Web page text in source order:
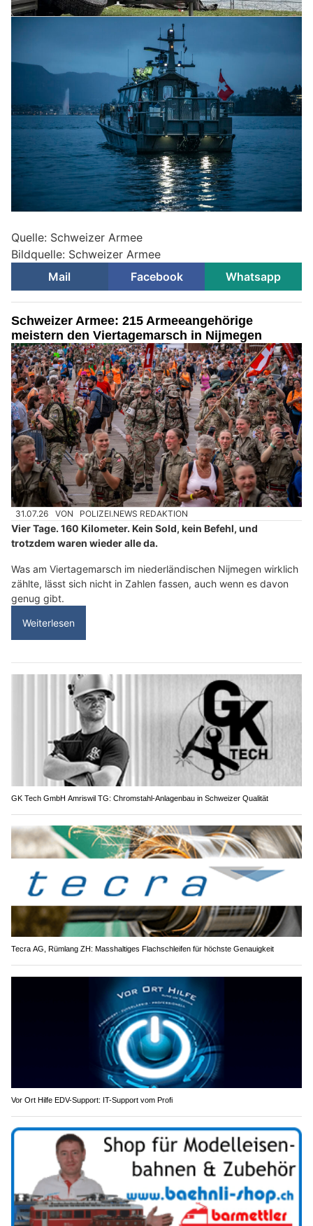
Quelle: Schweizer Armee
Bildquelle: Schweizer Armee
Mail
Facebook Whatsapp
Schweizer Armee: 215 Armeeangehörige
meistern den Viertagemarsch in Nijmegen
31.07.26 VON POLIZEI.NEWS REDAKTION
Vier Tage. 160 Kilometer. Kein Sold, kein Befehl, und
trotzdem waren wieder alle da.
Was am Viertagemarsch im niederländischen Nijmegen wirklich
zählte, lässt sich nicht in Zahlen fassen, auch wenn es davon
genug gibt.
Weiterlesen
GK Tech GmbH Amriswil TG: Chromstahl-Anlagenbau in Schweizer Qualität
Tecra AG, Rümlang ZH: Masshaltiges Flachschleifen für höchste Genauigkeit
Vor Ort Hilfe EDV-Support: IT-Support vom Profi